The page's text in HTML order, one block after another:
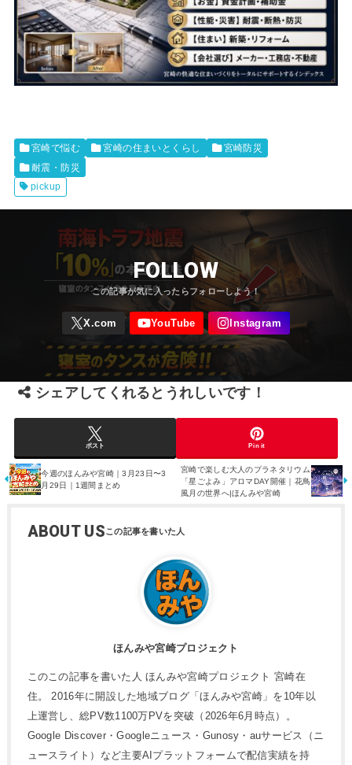
宮崎で悩む 宮崎の住まいとくらし
宮崎防災
耐震・防災
pickup
FOLLOW
シェアしてくれるとうれしいです！
ポスト Pin it
今週のほんみや宮崎｜3月23日〜3
月29日｜1週間まとめ
宮崎で楽しむ大人のプラネタリウム
「星ごよみ」アロマDAY開催｜花鳥
風月の世界へ|ほんみや宮崎
ABOUT US
ほんみや宮崎プロジェクト
このこの記事を書いた人 ほんみや宮崎プロジェクト 宮崎在
住。 2016年に開設した地域ブログ「ほんみや宮崎」を10年以
上運営し、総PV数1100万PVを突破（2026年6月時点）。
Google Discover・Googleニュース・Gunosy・auサービス（ニ
ュースライト）など主要AIプラットフォームで配信実績を持